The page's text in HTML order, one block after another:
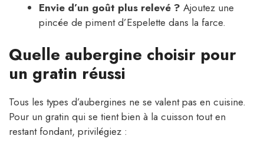
Envie d’un goût plus relevé ? Ajoutez une
pincée de piment d’Espelette dans la farce.
Quelle aubergine choisir pour
un gratin réussi
Tous les types d’aubergines ne se valent pas en cuisine.
Pour un gratin qui se tient bien à la cuisson tout en
restant fondant, privilégiez :